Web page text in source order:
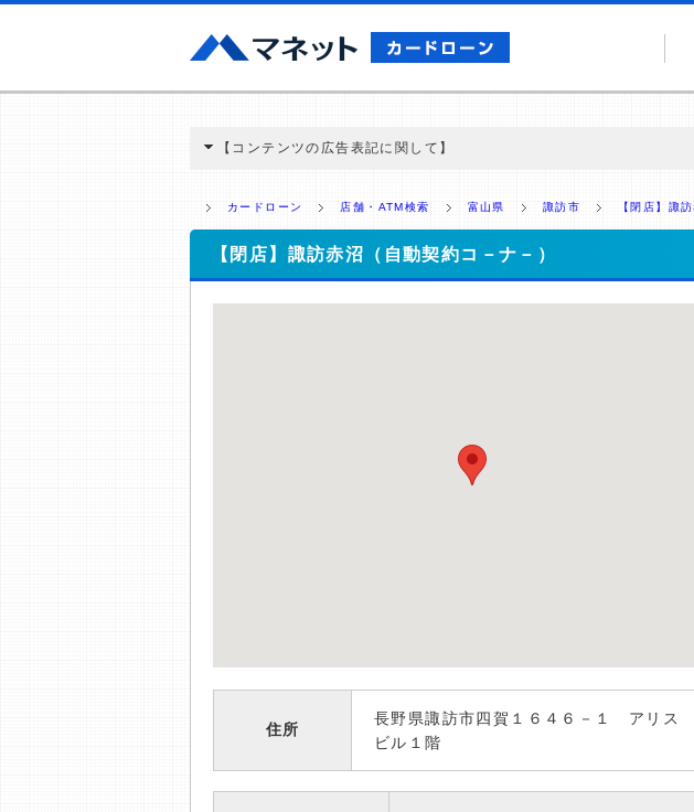
【コンテンツの広告表記に関して】
ミ収集などに基づき、公平性を担保した情報提供を行っています。
>提携企業一覧
カードローン 店舗・ATM検索 富山県 諏訪市 【閉店】諏
【閉店】諏訪赤沼（自動契約コ－ナ－）
住所
長野県諏訪市四賀１６４６－１ アリス
ビル１階